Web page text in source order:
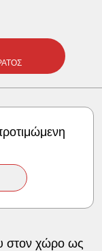
στον χώρο ως